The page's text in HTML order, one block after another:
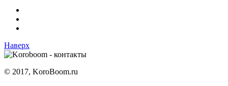
Наверх
© 2017, KoroBoom.ru